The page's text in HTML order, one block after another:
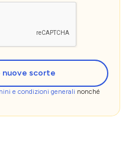
nuove scorte
e condizioni generali nonché